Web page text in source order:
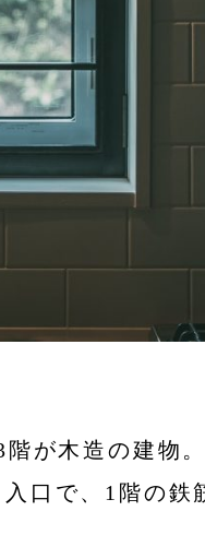
が木造の建物。
口で、1階の鉄